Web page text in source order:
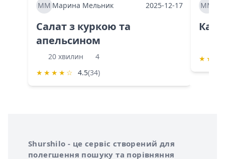
ММ Марина Мельник 2025-12-17
Салат з куркою та
апельсином
20 хвилин
4
★ ★ ★ ★ ☆ 4.5(34)
ММ
★ ★
Про сервіс Shurshilo
Shurshilo - це сервіс створений для
полегшення пошуку та порівняння